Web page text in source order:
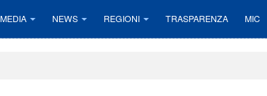
MEDIA NEWS REGIONI TRASPARENZA MIC